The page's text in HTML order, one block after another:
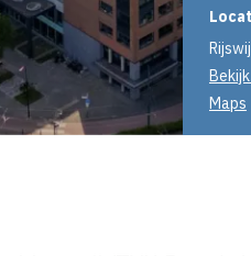
Maps